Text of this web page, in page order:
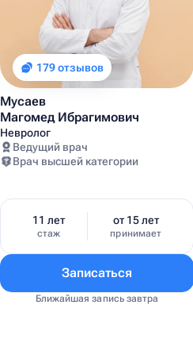
179 отзывов
Мусаев
Магомед Ибрагимович
Невролог
Ведущий врач
Врач высшей категории
11 лет
стаж
от 15 лет
принимает
Записаться
Ближайшая запись завтра